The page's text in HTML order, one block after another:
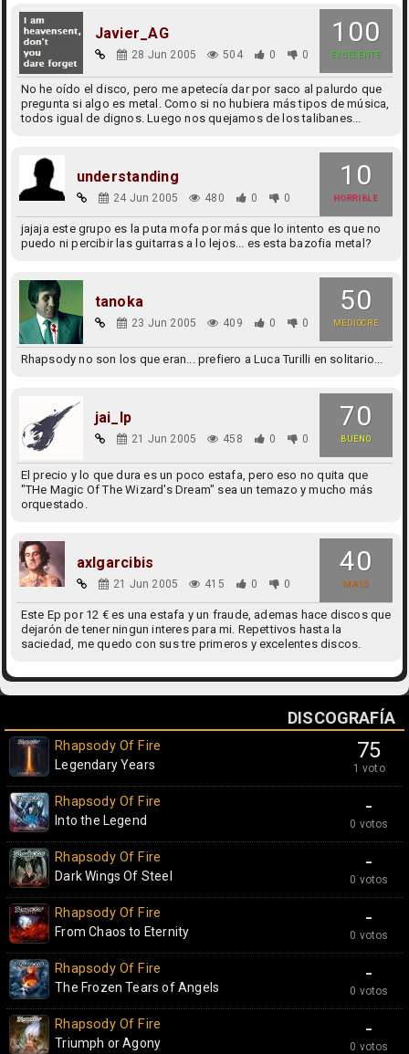
100
EXCELENTE
Javier_AG
28 Jun 2005 504 0 0
No he oído el disco, pero me apetecía dar por saco al palurdo que
pregunta si algo es metal. Como si no hubiera más tipos de música,
todos igual de dignos. Luego nos quejamos de los talibanes...
10
HORRIBLE
understanding
24 Jun 2005 480 0 0
jajaja este grupo es la puta mofa por más que lo intento es que no
puedo ni percibir las guitarras a lo lejos... es esta bazofia metal?
50
MEDIOCRE
tanoka
23 Jun 2005 409 0 0
Rhapsody no son los que eran... prefiero a Luca Turilli en solitario...
70
BUENO
jai_lp
21 Jun 2005 458 0 0
El precio y lo que dura es un poco estafa, pero eso no quita que
"THe Magic Of The Wizard's Dream" sea un temazo y mucho más
orquestado.
40
MALO
axlgarcibis
21 Jun 2005 415 0 0
Este Ep por 12 € es una estafa y un fraude, ademas hace discos que
dejarón de tener ningun interes para mi. Repettivos hasta la
saciedad, me quedo con sus tre primeros y excelentes discos.
DISCOGRAFÍA
75
1 voto
Rhapsody Of Fire
Legendary Years
-
0 votos
Rhapsody Of Fire
Into the Legend
-
0 votos
Rhapsody Of Fire
Dark Wings Of Steel
-
0 votos
Rhapsody Of Fire
From Chaos to Eternity
-
0 votos
Rhapsody Of Fire
The Frozen Tears of Angels
-
0 votos
Rhapsody Of Fire
Triumph or Agony